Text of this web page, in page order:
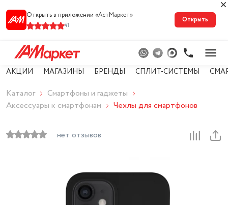
Открыть в приложении «АстМарке‪т‬»
41
Открыть
АКЦИИ МАГАЗИНЫ БРЕНДЫ СПЛИТ-СИСТЕМЫ
Каталог
Смартфоны и гаджеты
Аксессуары к смартфонам
Чехлы для смартфонов
нет отзывов